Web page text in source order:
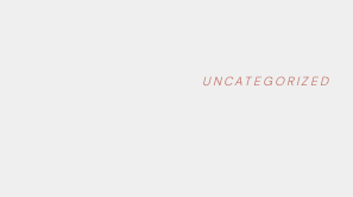
UNCATEGORIZED